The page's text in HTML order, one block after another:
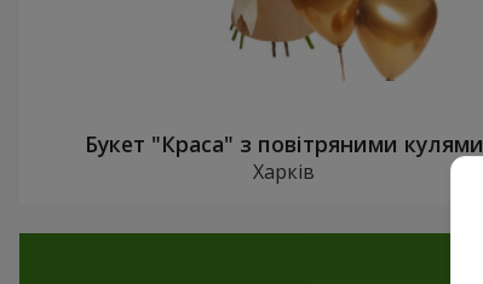
Букет "Краса" з повітряними кулями
Харків